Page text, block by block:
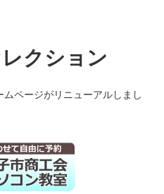
クション
ページがリニューアルしまし